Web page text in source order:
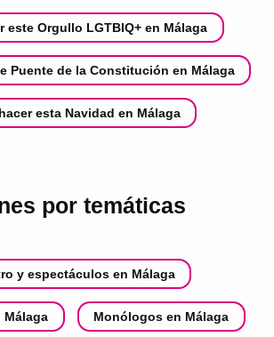
este Orgullo LGTBIQ+ en Málaga
Puente de la Constitución en Málaga
esta Navidad en Málaga
por temáticas
y espectáculos en Málaga
Málaga Monólogos en Málaga